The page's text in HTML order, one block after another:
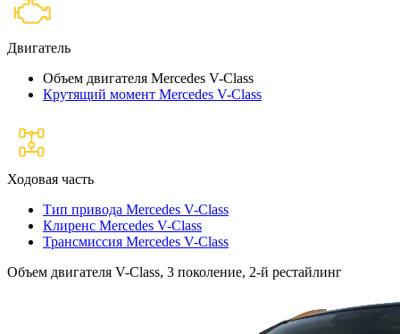
Двигатель
Объем двигателя Mercedes V-Class
Крутящий момент Mercedes V-Class
Ходовая часть
Тип привода Mercedes V-Class
Клиренс Mercedes V-Class
Трансмиссия Mercedes V-Class
Объем двигателя V-Class, 3 поколение, 2-й рестайлинг